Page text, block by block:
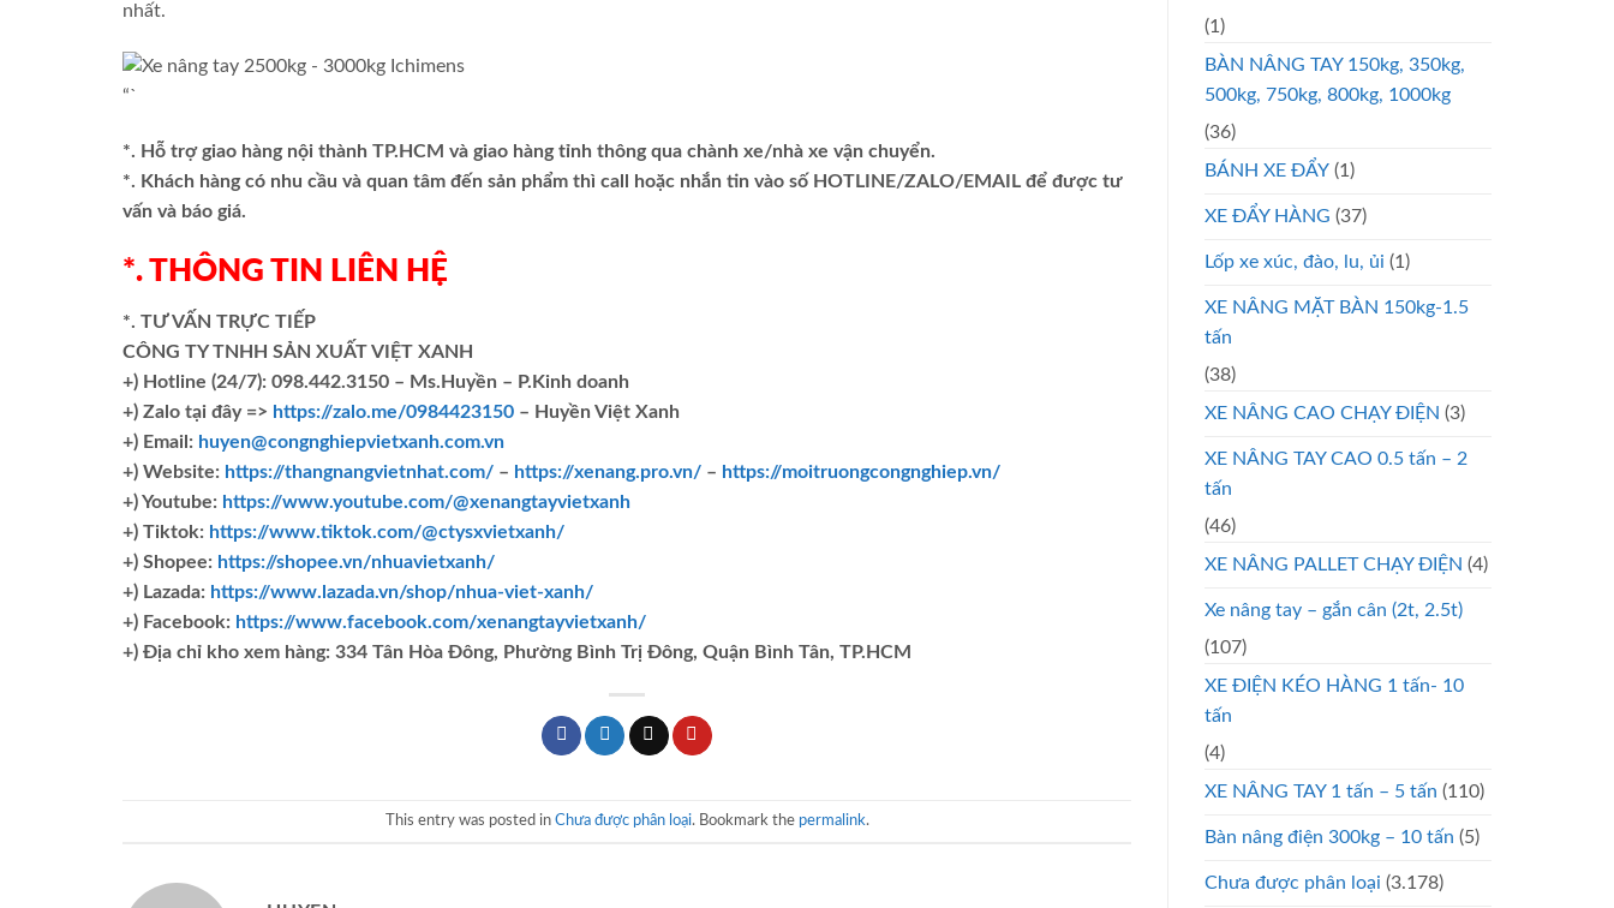
nhất.
“`
*. Hỗ trợ giao hàng nội thành TP.HCM và giao hàng tỉnh thông qua chành xe/nhà xe vận chuyển.
*. Khách hàng có nhu cầu và quan tâm đến sản phẩm thì call hoặc nhắn tin vào số HOTLINE/ZALO/EMAIL để được tư
vấn và báo giá.
*. THÔNG TIN LIÊN HỆ
*. TƯ VẤN TRỰC TIẾP
CÔNG TY TNHH SẢN XUẤT VIỆT XANH
+) Hotline (24/7): 098.442.3150 – Ms.Huyền – P.Kinh doanh
+) Zalo tại đây => https://zalo.me/0984423150 – Huyền Việt Xanh
+) Email: huyen@congnghiepvietxanh.com.vn
+) Website: https://thangnangvietnhat.com/ – https://xenang.pro.vn/ – https://moitruongcongnghiep.vn/
+) Youtube: https://www.youtube.com/@xenangtayvietxanh
+) Tiktok: https://www.tiktok.com/@ctysxvietxanh/
+) Shopee: https://shopee.vn/nhuavietxanh/
+) Lazada: https://www.lazada.vn/shop/nhua-viet-xanh/
+) Facebook: https://www.facebook.com/xenangtayvietxanh/
+) Địa chỉ kho xem hàng: 334 Tân Hòa Đông, Phường Bình Trị Đông, Quận Bình Tân, TP.HCM
This entry was posted in Chưa được phân loại. Bookmark the permalink.
(1)
BÀN NÂNG TAY 150kg, 350kg,
500kg, 750kg, 800kg, 1000kg
(36)
BÁNH XE ĐẨY (1)
XE ĐẨY HÀNG (37)
Lốp xe xúc, đào, lu, ủi (1)
XE NÂNG MẶT BÀN 150kg-1.5
tấn
(38)
XE NÂNG CAO CHẠY ĐIỆN (3)
XE NÂNG TAY CAO 0.5 tấn – 2
tấn
(46)
XE NÂNG PALLET CHẠY ĐIỆN (4)
Xe nâng tay – gắn cân (2t, 2.5t)
(107)
XE ĐIỆN KÉO HÀNG 1 tấn- 10
tấn
(4)
XE NÂNG TAY 1 tấn – 5 tấn (110)
Bàn nâng điện 300kg – 10 tấn (5)
Chưa được phân loại (3.178)